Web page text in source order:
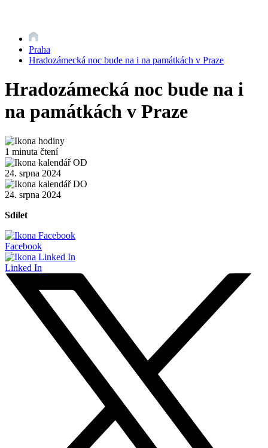
Praha
Hradozámecká noc bude na i na památkách v Praze
Hradozámecká noc bude na i
na památkách v Praze
1 minuta čtení
24. srpna 2024
24. srpna 2024
Sdílet
Facebook
Linked In